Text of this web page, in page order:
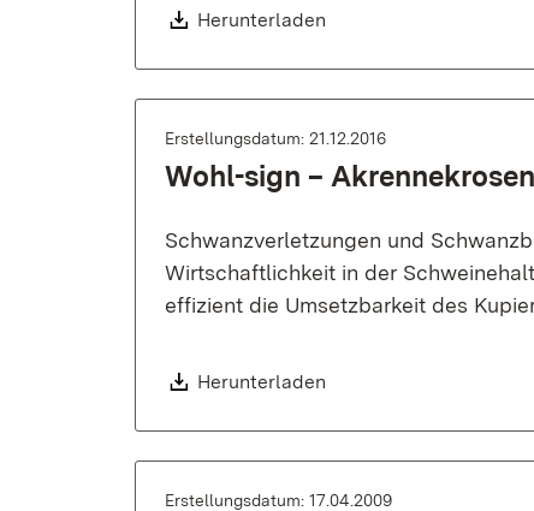
Download:
Herunterladen
Erstellungsdatum: 21.12.2016
Wohl-sign –
Schwanzverletzungen und
Wirtschaftlichkeit in der
effizient die Umsetzbarkeit des
Download:
Herunterladen
Erstellungsdatum: 17.04.2009